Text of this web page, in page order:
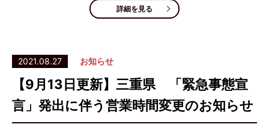
詳細を見る
2021.08.27 お知らせ
【9月13日更新】三重県 「緊急事態宣
言」発出に伴う営業時間変更のお知らせ